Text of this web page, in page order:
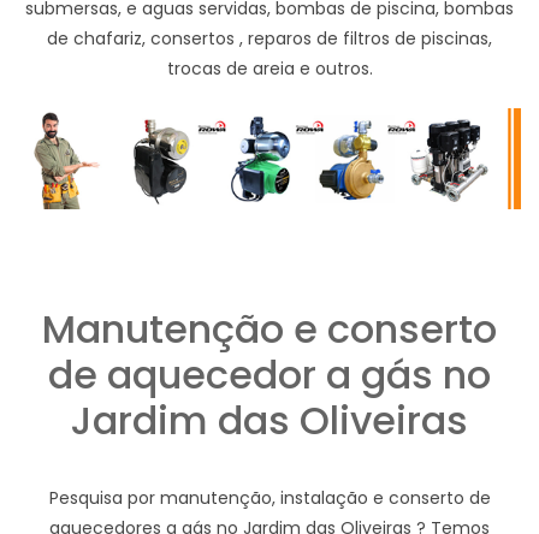
submersas, e aguas servidas, bombas de piscina, bombas
de chafariz, consertos , reparos de filtros de piscinas,
trocas de areia e outros.
Manutenção e conserto
de aquecedor a gás no
Jardim das Oliveiras
Pesquisa por manutenção, instalação e conserto de
aquecedores a gás no Jardim das Oliveiras ? Temos